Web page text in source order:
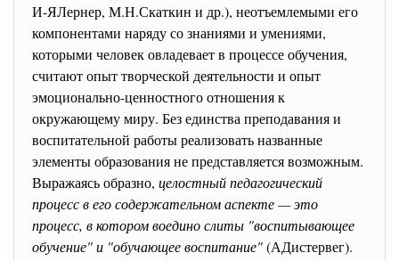
И-ЯЛернер, М.Н.Скаткин и др.), неотъемлемыми его
компонентами наряду со знаниями и умениями,
которыми человек овладевает в процессе обучения,
считают опыт творческой деятельности и опыт
эмоционально-ценностного отношения к
окружающему миру. Без единства преподавания и
воспитательной работы реализовать названные
элементы образования не представляется возможным.
Выражаясь образно, целостный педагогический
процесс в его содержательном аспекте — это
процесс, в котором воедино слиты "воспитывающее
обучение" и "обучающее воспитание"(АДистервег).